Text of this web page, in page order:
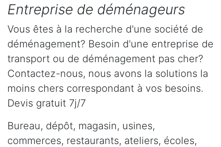
Entreprise de déménageurs
Vous êtes à la recherche d'une société de
déménagement? Besoin d'une entreprise de
transport ou de déménagement pas cher?
Contactez-nous, nous avons la solutions la
moins chers correspondant à vos besoins.
Devis gratuit 7j/7
Bureau, dépôt, magasin, usines,
commerces, restaurants, ateliers, écoles,